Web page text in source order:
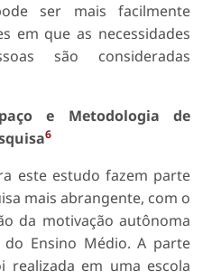
ser mais facilmente
em que as necessidades
são consideradas
e Metodologia de
6
este estudo fazem parte
mais abrangente, com o
da motivação autônoma
Ensino Médio. A parte
realizada em uma escola